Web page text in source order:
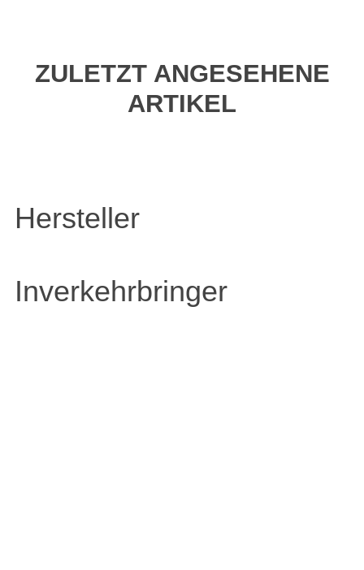
ZULETZT ANGESEHENE
ARTIKEL
Hersteller
Inverkehrbringer